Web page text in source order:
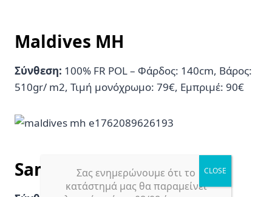
Maldives MH
Σύνθεση: 100% FR POL – Φάρδος: 140cm, Βάρος:
510gr/ m2, Τιμή μονόχρωμο: 79€, Εμπριμέ: 90€
Samoa MHΣας ενημερώνουμε ότι το
κατάστημά μας θα παραμείνει